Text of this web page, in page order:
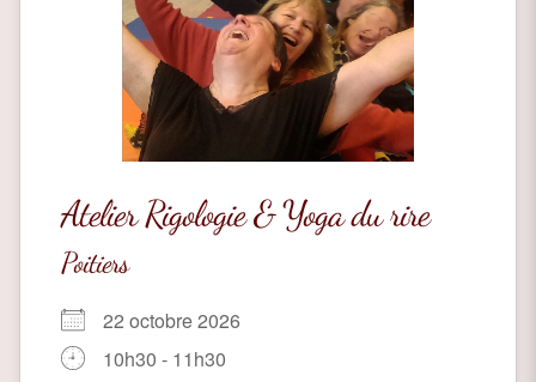
Atelier Rigologie & Yoga du rire
Poitiers
22 octobre 2026
10h30 - 11h30